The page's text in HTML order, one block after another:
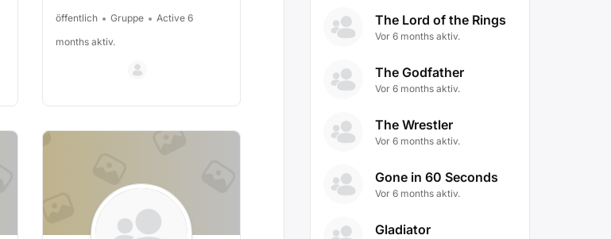
öffentlich Gruppe
Active 6
months aktiv.
The Lord of the Rings
Vor 6 months aktiv.
The Godfather
Vor 6 months aktiv.
The Wrestler
Vor 6 months aktiv.
Gone in 60 Seconds
Vor 6 months aktiv.
Gladiator